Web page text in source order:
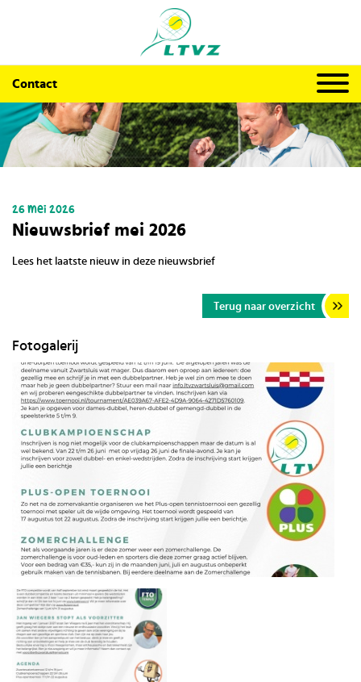
Contact
26 mei 2026
Nieuwsbrief mei 2026
Lees het laatste nieuw in deze nieuwsbrief
Terug naar overzicht
Fotogalerij